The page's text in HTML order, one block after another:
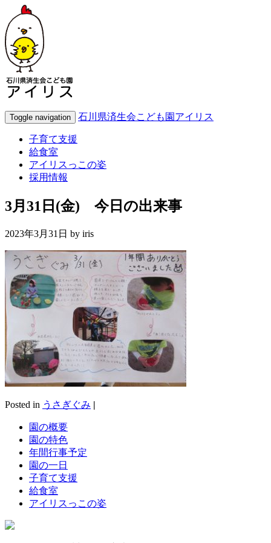
Toggle navigation 石川県済生会こども園アイリス
子育て支援
給食室
アイリスっこの姿
採用情報
3月31日(金) 今日の出来事
2023年3月31日 by iris
Posted in うさぎぐみ |
園の概要
園の特色
年間行事予定
園の一日
子育て支援
給食室
アイリスっこの姿